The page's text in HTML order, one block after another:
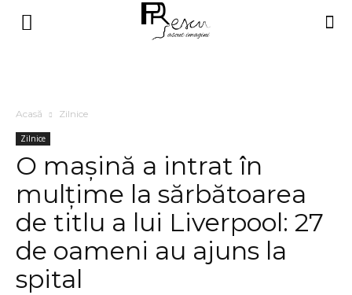
Acasă Zilnice
Zilnice
O mașină a intrat în
mulțime la sărbătoarea
de titlu a lui Liverpool: 27
de oameni au ajuns la
spital